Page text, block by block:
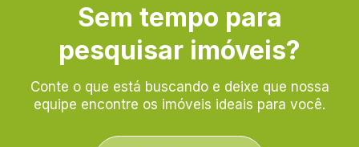
Sem tempo para
pesquisar imóveis?
Conte o que está buscando e deixe que nossa
equipe encontre os imóveis ideais para você.